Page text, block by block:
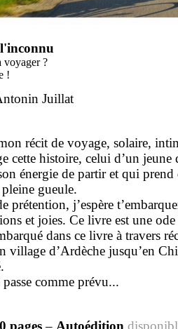
voyager ?
!
Juillat
récit de voyage, solaire,
cette histoire, celui d’un
énergie de partir et qui
gueule.
prétention, j’espère
et joies. Ce livre est une
dans ce livre à travers
village d’Ardèche jusqu’en
comme prévu...